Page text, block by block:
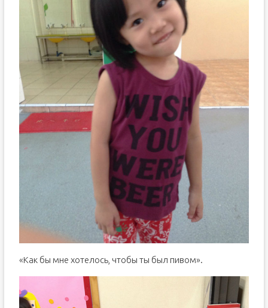
«Как бы мне хотелось, чтобы ты был пивом».